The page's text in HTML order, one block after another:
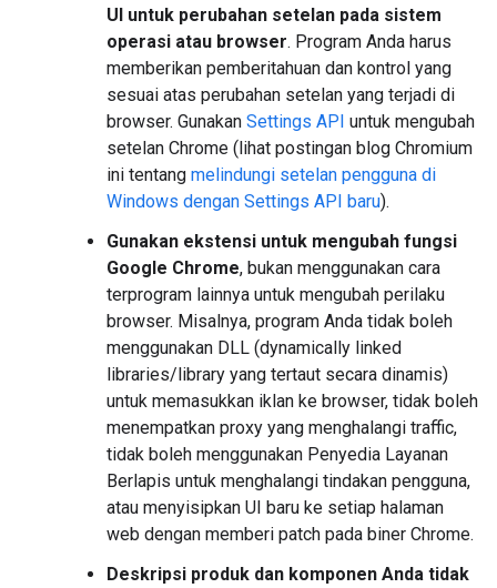
UI untuk perubahan setelan pada sistem
operasi atau browser. Program Anda harus
memberikan pemberitahuan dan kontrol yang
sesuai atas perubahan setelan yang terjadi di
browser. Gunakan Settings API untuk mengubah
setelan Chrome (lihat postingan blog Chromium
ini tentang melindungi setelan pengguna di
Windows dengan Settings API baru).
Gunakan ekstensi untuk mengubah fungsi
Google Chrome, bukan menggunakan cara
terprogram lainnya untuk mengubah perilaku
browser. Misalnya, program Anda tidak boleh
menggunakan DLL (dynamically linked
libraries/library yang tertaut secara dinamis)
untuk memasukkan iklan ke browser, tidak boleh
menempatkan proxy yang menghalangi traffic,
tidak boleh menggunakan Penyedia Layanan
Berlapis untuk menghalangi tindakan pengguna,
atau menyisipkan UI baru ke setiap halaman
web dengan memberi patch pada biner Chrome.
Deskripsi produk dan komponen Anda tidak